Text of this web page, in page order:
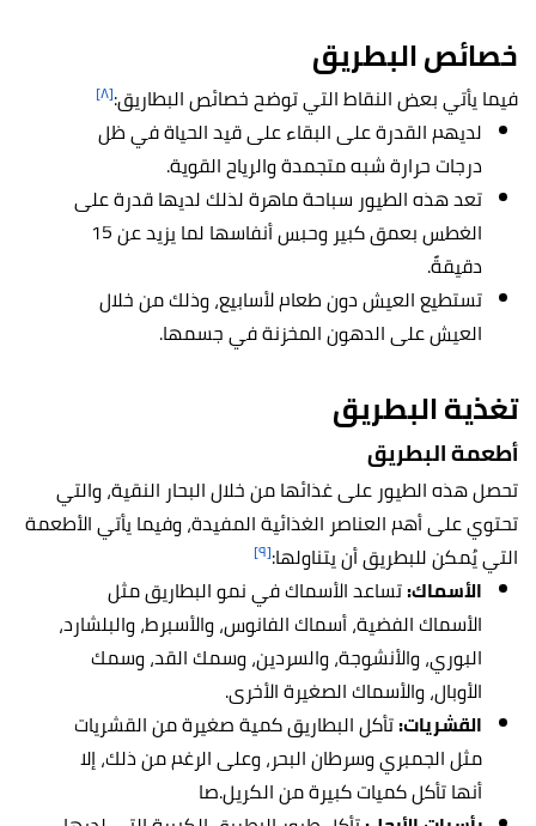
خصائصالبطريق
فيما يأتي بعض النقاط التي توضح خصائص البطاريق:[٨]
لديهم القدرة على البقاء على قيد الحياة في ظل
درجات حرارة شبه متجمدة والرياح القوية.
تعد هذه الطيور سباحة ماهرة لذلك لديها قدرة على
الغطس بعمق كبير وحبس أنفاسها لما يزيد عن 15
دقيقةً.
تستطيع العيش دون طعام لأسابيع، وذلك من خلال
العيش على الدهون المخزنة في جسمها.
تغذيةالبطريق
أطعمةالبطريق
تحصل هذه الطيور على غذائها من خلال البحار النقية، والتي
تحتوي على أهم العناصر الغذائية المفيدة، وفيما يأتي الأطعمة
التي يُمكن للبطريق أن يتناولها:[٩]
الأسماك:تساعد الأسماك في نمو البطاريق مثل
الأسماك الفضية، أسماك الفانوس، والأسبرط، والبلشارد،
البوري، والأنشوجة، والسردين، وسمك القد، وسمك
الأوبال، والأسماك الصغيرة الأخرى.
القشريات:تأكل البطاريق كمية صغيرة من القشريات
مثل الجمبري وسرطان البحر، وعلى الرغم من ذلك، إلا
أنها تأكل كميات كبيرة من الكريل.صا